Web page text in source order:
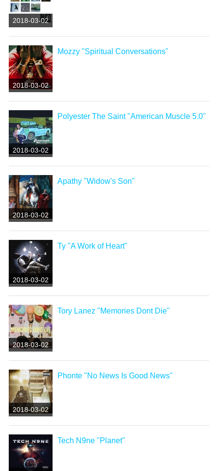
2018-03-02
2018-03-02
Mozzy "Spiritual Conversations"
2018-03-02
Polyester The Saint "American Muscle 5.0"
2018-03-02
Apathy "Widow's Son"
2018-03-02
Ty "A Work of Heart"
2018-03-02
Tory Lanez "Memories Dont Die"
2018-03-02
Phonte "No News Is Good News"
Tech N9ne "Planet"